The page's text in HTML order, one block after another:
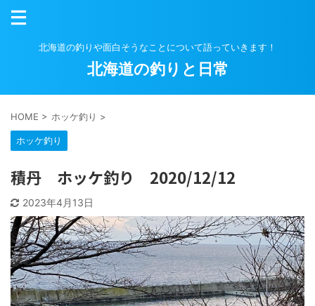
北海道の釣りや面白そうなことについて語っていきます！
北海道の釣りと日常
HOME > ホッケ釣り >
ホッケ釣り
積丹 ホッケ釣り 2020/12/12
2023年4月13日